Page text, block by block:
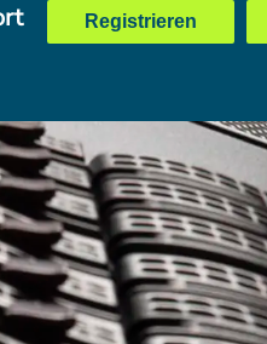
Registrieren